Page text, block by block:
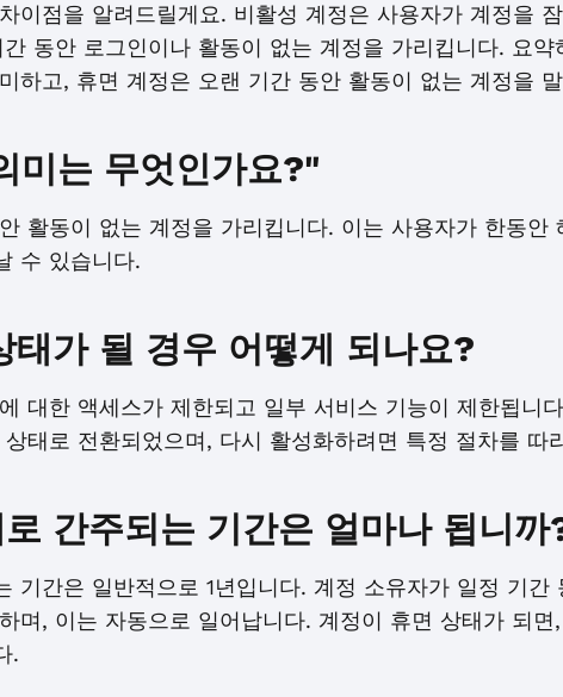
이점을 알려드릴게요. 비활성 계정은 사용자가 계정을
동안 로그인이나 활동이 없는 계정을 가리킵니다. 요
하고, 휴면 계정은 오랜 기간 동안 활동이 없는 계정을
미는 무엇인가요?"
활동이 없는 계정을 가리킵니다. 이는 사용자가 한동안
수 있습니다.
태가 될 경우 어떻게 되나요?
대한 액세스가 제한되고 일부 서비스 기능이 제한됩니
태로 전환되었으며, 다시 활성화하려면 특정 절차를 따
간주되는 기간은 얼마나 됩니까
기간은 일반적으로 1년입니다. 계정 소유자가 일정 기간
며, 이는 자동으로 일어납니다. 계정이 휴면 상태가 되
.